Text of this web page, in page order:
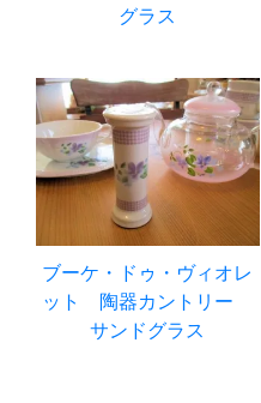
グラス
ブーケ・ドゥ・ヴィオレ
ット 陶器カントリー
サンドグラス